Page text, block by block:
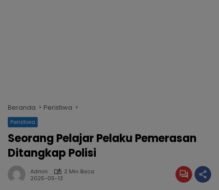
Beranda Peristiwa
Peristiwa
Seorang Pelajar Pelaku Pemerasan
Ditangkap Polisi
Admin
2 Min Baca
2025-05-12